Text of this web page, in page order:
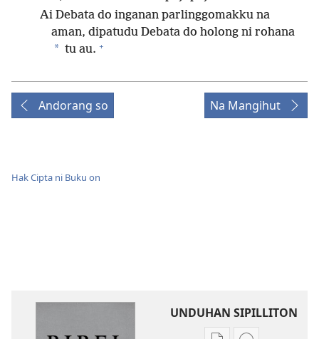
Ai Debata do inganan parlinggomakku na
aman, dipatudu Debata do holong ni rohana
* tu au. +
Andorang so Na Mangihut
Hak Cipta ni Buku on
UNDUHAN SIPILLITON